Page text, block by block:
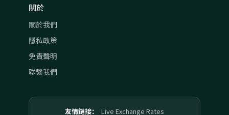
關於
關於我們
隱私政策
免責聲明
聯繫我們
友情鏈接： Live Exchange Rates